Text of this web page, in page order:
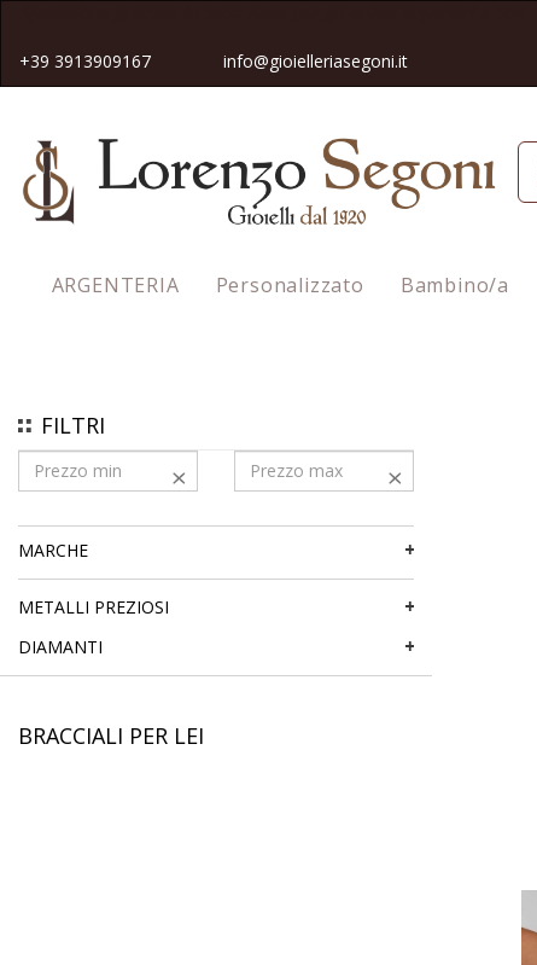
+39 3913909167 info@gioielleriasegoni.it
ARGENTERIA Personalizzato Bambino/a
FILTRI
MARCHE
METALLI PREZIOSI
DIAMANTI
BRACCIALI PER LEI